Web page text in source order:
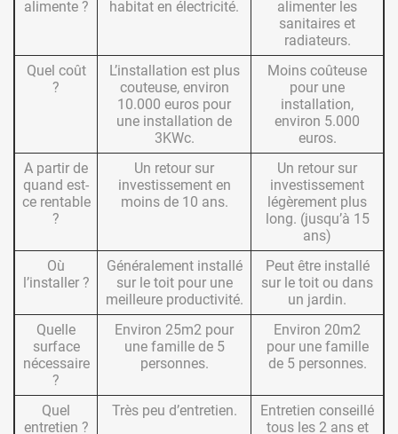
alimente ? habitat en électricité.
alimenter les
sanitaires et
radiateurs.
Quel coût
?
L’installation est plus
couteuse, environ
10.000 euros pour
une installation de
3KWc.
Moins coûteuse
pour une
installation,
environ 5.000
euros.
A partir de
quand est-
ce rentable
?
Un retour sur
investissement en
moins de 10 ans.
Un retour sur
investissement
légèrement plus
long. (jusqu’à 15
ans)
Où
l’installer ?
Généralement installé
sur le toit pour une
meilleure productivité.
Peut être installé
sur le toit ou dans
un jardin.
Quelle
surface
nécessaire
?
Environ 25m2 pour
une famille de 5
personnes.
Environ 20m2
pour une famille
de 5 personnes.
Quel
entretien ?
Très peu d’entretien.
Entretien conseillé
tous les 2 ans et